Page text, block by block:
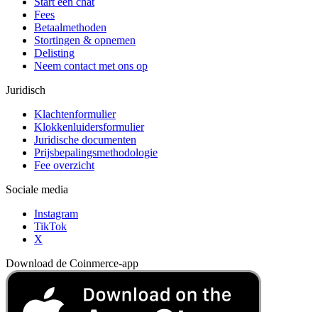
Fees
Betaalmethoden
Stortingen & opnemen
Delisting
Neem contact met ons op
Juridisch
Klachtenformulier
Klokkenluidersformulier
Juridische documenten
Prijsbepalingsmethodologie
Fee overzicht
Sociale media
Instagram
TikTok
X
Download de Coinmerce-app